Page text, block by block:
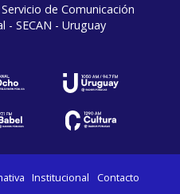
de Comunicación
- SECAN - Uruguay
Institucional Contacto